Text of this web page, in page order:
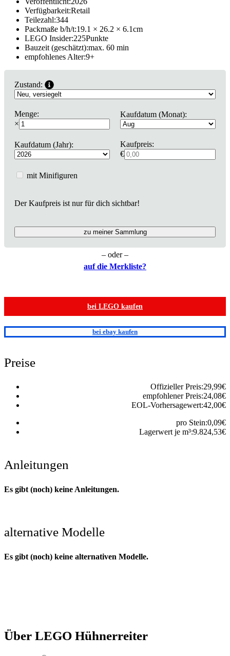
Verfügbarkeit:Retail
Teilezahl:344
Packmaße b/h/t:19.1 × 26.2 × 6.1cm
LEGO Insider:225Punkte
Bauzeit (geschätzt):max. 60 min
empfohlenes Alter:9+
Zustand:
Menge:
×
Kaufdatum (Monat):
Kaufdatum (Jahr):
Kaufpreis:
€
Der Kaufpreis ist nur für dich sichtbar!
zu meiner Sammlung
mit Minifiguren
– oder –
auf die Merkliste?
bei LEGO kaufen
bei ebay kaufen
Preise
Offizieller Preis:29,99€
empfohlener Preis:24,08€
EOL-Vorhersagewert:42,00€
pro Stein:0,09€
Lagerwert je m³:9.824,53€
Anleitungen
Es gibt (noch) keine Anleitungen.
alternative Modelle
Es gibt (noch) keine alternativen Modelle.
Über LEGO Hühnerreiter